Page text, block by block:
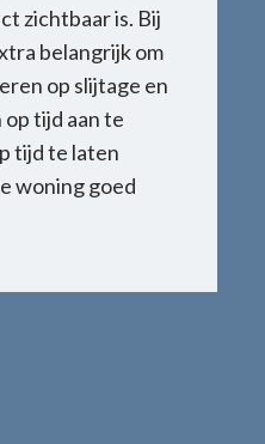
zichtbaar is. Bij
belangrijk om
op slijtage en
tijd aan te
tijd te laten
woning goed